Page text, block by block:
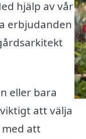
hjälp av vår
erbjudanden
eller bara
att välja
att